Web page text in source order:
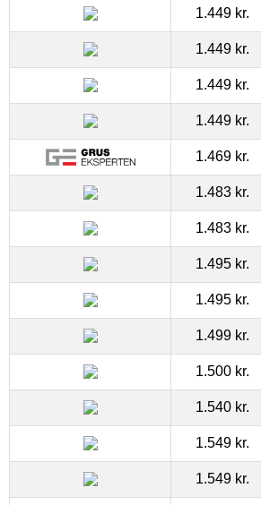
1.449 kr.
1.449 kr.
1.449 kr.
1.449 kr.
1.469 kr.
1.483 kr.
1.483 kr.
1.495 kr.
1.495 kr.
1.499 kr.
1.500 kr.
1.540 kr.
1.549 kr.
1.549 kr.